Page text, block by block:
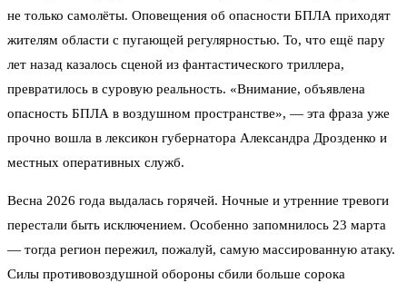
не только самолёты. Оповещения об опасности БПЛА приходят
жителям области с пугающей регулярностью. То, что ещё пару
лет назад казалось сценой из фантастического триллера,
превратилось в суровую реальность. «Внимание, объявлена
опасность БПЛА в воздушном пространстве», — эта фраза уже
прочно вошла в лексикон губернатора Александра Дрозденко и
местных оперативных служб.
Весна 2026 года выдалась горячей. Ночные и утренние тревоги
перестали быть исключением. Особенно запомнилось 23 марта
— тогда регион пережил, пожалуй, самую массированную атаку.
Силы противовоздушной обороны сбили больше сорока